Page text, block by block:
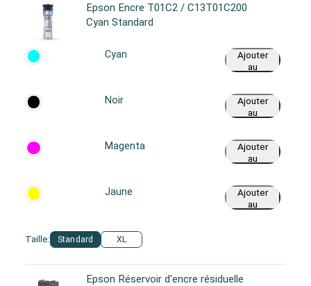
Epson Encre T01C2 / C13T01C200
Cyan Standard
Taille: Standard XL
Cyan
Ajouter
au
Noir
Ajouter
au
Magenta
Ajouter
au
Jaune
Ajouter
au
Epson Réservoir d'encre résiduelle